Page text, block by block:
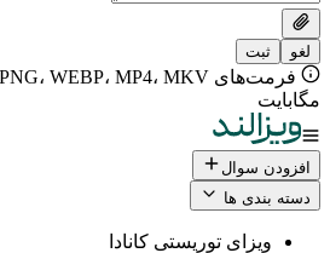
ها
توریستی کانادا